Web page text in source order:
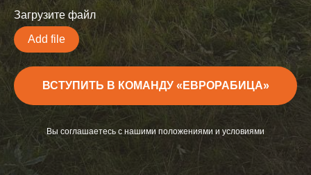
Загрузите файл
Add file
ВСТУПИТЬ В КОМАНДУ «ЕВРОРАБИЦА»
Вы соглашаетесь с нашими положениями и условиями